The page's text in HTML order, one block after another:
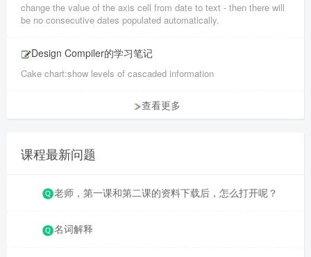
change the value of the axis cell from date to text - then there will
be no consecutive dates populated automatically.
Design Compiler的学习笔记
Cake chart:show levels of cascaded information
查看更多
课程最新问题
老师，第一课和第二课的资料下载后，怎么打开呢？
名词解释